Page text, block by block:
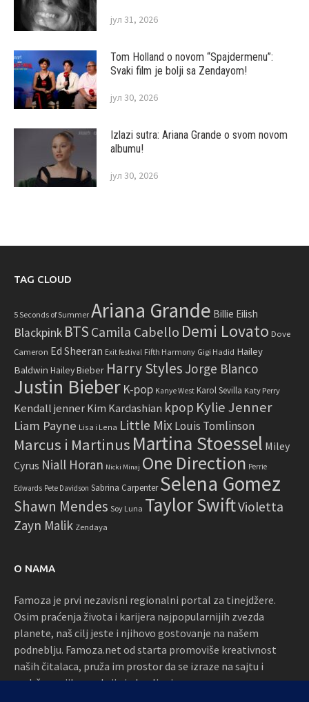
јул 31, 2026
Tom Holland o novom “Spajdermenu”:
Svaki film je bolji sa Zendayom!
јул 30, 2026
Izlazi sutra: Ariana Grande o svom novom
albumu!
јул 30, 2026
TAG CLOUD
5 Seconds of Summer Ariana Grande Billie Eilish
Blackpink BTS Camila Cabello Demi Lovato Dove
Cameron Ed Sheeran Exit festival Fifth Harmony Gigi Hadid Hailey
Baldwin Hailey Bieber Harry Styles Jorge Blanco
Justin Bieber K-pop Kanye West Karol Sevilla Katy Perry
Kendall jenner Kim Kardashian kpop Kylie Jenner
Liam Payne Lisa i Lena Little Mix Louis Tomlinson
Marcus i Martinus Martina Stoessel Miley
Cyrus Niall Horan Nicki Minaj One Direction Perrie
Edwards Pete Davidson Sabrina Carpenter Selena Gomez
Shawn Mendes Soy Luna Taylor SwiftVioletta
Zayn Malik Zendaya
O NAMA
Famoza je prvi nezavisni regionalni portal za tinejdžere.
Osim praćenja života i karijera najpopularnijih zvezda
planete, naš cilj jeste i njihovo gostovanje na našem
podneblju. Famoza.net od starta promoviše kreativnost
naših čitalaca, pruža im prostor da se izraze na sajtu i
podržava njihove akcije i okupljanja